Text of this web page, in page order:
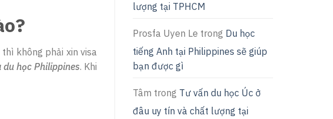
không phải xin visa
du học Philippines. Khi
lượng tại TPHCM
Prosfa Uyen Le trong Du học
tiếng Anh tại Philippines sẽ giúp
bạn được gì
Tâm trong Tư vấn du học Úc ở
đâu uy tín và chất lượng tại